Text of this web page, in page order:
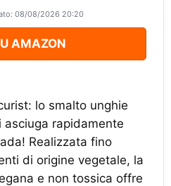
08/08/2026 20:20
AMAZON
lo smalto unghie
asciuga rapidamente
Realizzata fino
di origine vegetale, la
e non tossica offre